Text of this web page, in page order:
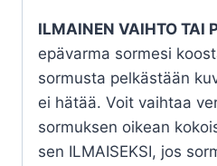
ILMAINEN VAIHTO TAI
epävarma sormesi
sormusta pelkästään
ei hätää. Voit vaihtaa
sormuksen oikean
sen ILMAISEKSI, jos